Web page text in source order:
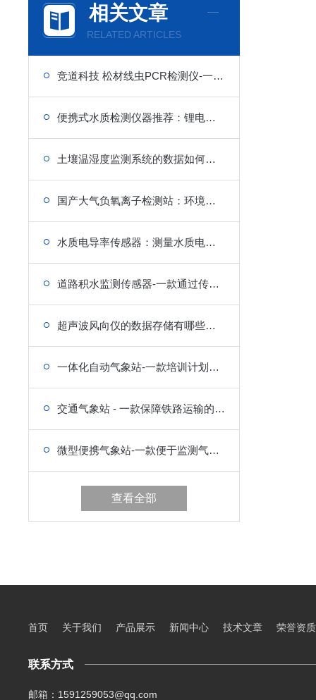
相关文章
RELATED ARTICLES
竞道科技 松材线虫PCR检测仪-一款DNA采样的松材线虫检测仪
便携式水质检测仪器推荐：锂电长续航供电，野外无电源也可作业
土壤温湿度监测系统的数据如何传输@2024全国顺丰包邮
国产大气负氧离子检测站：环境数据监测，助力景区发展
水质电导率传感器：测量水质电导率的可靠伙伴
道路积水监测传感器-一款通过传感器传输的积水监测站
超声波风向仪的数据存储有哪些？如何确保数据的安全性？&2024顺丰包邮
一体化自动气象站-一款培训计划的气象监测站
交通气象站 - 一款保障铁路运输的能见度监测设备
微型便携气象站-一款便于监测气象环境的气象设备
查看全部
首页 关于我们 产品展示 新闻中心 技术文章 荣誉资质
联系方式
邮箱：1591259053@qq.com